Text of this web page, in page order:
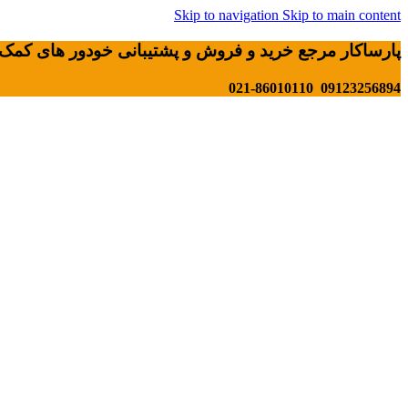
Skip to navigation Skip to main content
پارساکار مرجع خرید و فروش و پشتیبانی خودور های کمک
09123256894 021-86010110